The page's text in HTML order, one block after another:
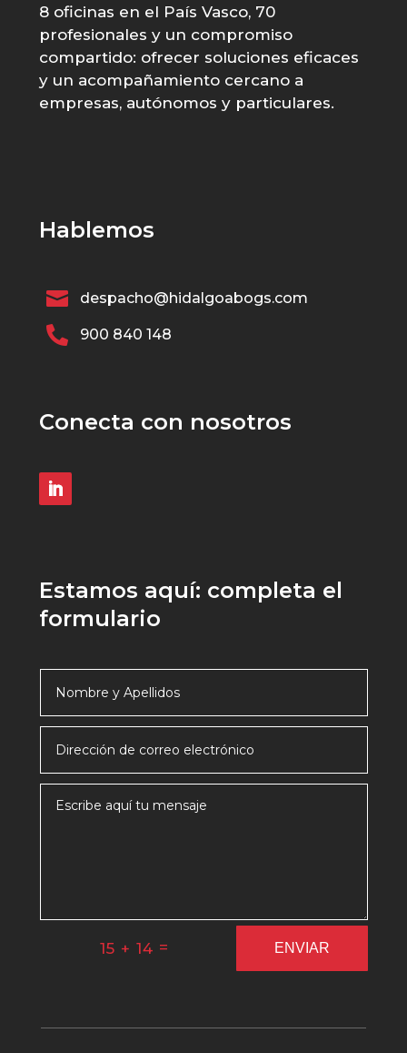
8 oficinas en el País Vasco, 70
profesionales y un compromiso
compartido: ofrecer soluciones eficaces
y un acompañamiento cercano a
empresas, autónomos y particulares.
Hablemos
 despacho@hidalgoabogs.com
 900 840 148
Conecta con nosotros
Estamos aquí: completa el
formulario
15 + 14 = ENVIAR